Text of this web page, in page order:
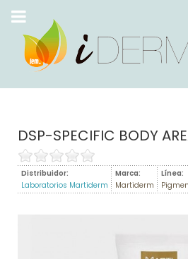
DSP-SPECIFIC BODY
Distribuidor:
Laboratorios Martiderm
Marca:
Martiderm
Línea: